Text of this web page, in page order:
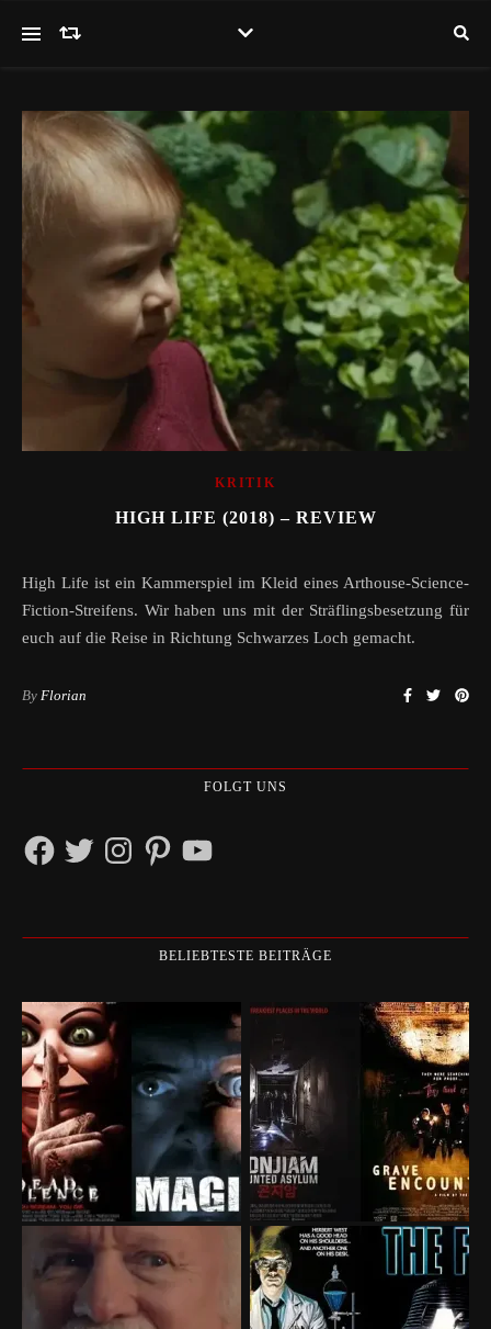
KRITIK
HIGH LIFE (2018) – REVIEW
High Life ist ein Kammerspiel im Kleid eines Arthouse-Science-
Fiction-Streifens. Wir haben uns mit der Sträflingsbesetzung für
euch auf die Reise in Richtung Schwarzes Loch gemacht.
By Florian
FOLGT UNS
FacebookTwitterInstagramPinterestYouTube
BELIEBTESTE BEITRÄGE